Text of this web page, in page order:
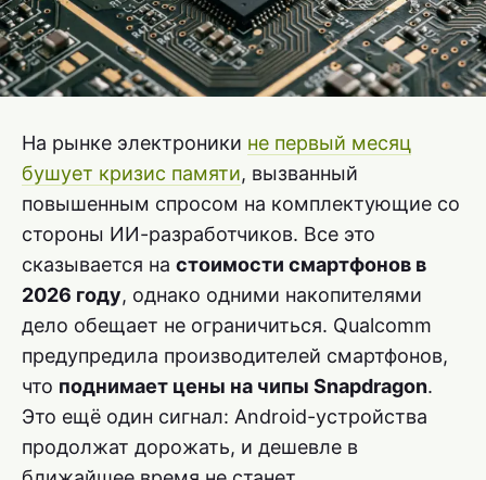
На рынке электроники не первый месяц
бушует кризис памяти, вызванный
повышенным спросом на комплектующие со
стороны ИИ-разработчиков. Все это
сказывается на стоимости смартфонов в
2026 году, однако одними накопителями
дело обещает не ограничиться. Qualcomm
предупредила производителей смартфонов,
что поднимает цены на чипы Snapdragon.
Это ещё один сигнал: Android-устройства
продолжат дорожать, и дешевле в